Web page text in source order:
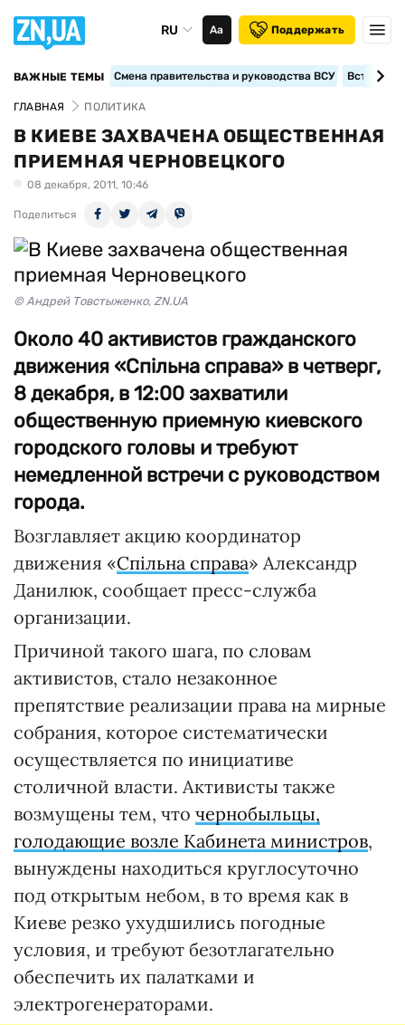
RU Аа Поддержать
ВАЖНЫЕ ТЕМЫ Смена правительства и руководства ВСУ
ГЛАВНАЯ ПОЛИТИКА
В КИЕВЕ ЗАХВАЧЕНА ОБЩЕСТВЕННАЯ
ПРИЕМНАЯ ЧЕРНОВЕЦКОГО
08 декабря, 2011, 10:46
Поделиться
© Андрей Товстыженко, ZN.UA
Около 40 активистов гражданского
движения «Спільна справа» в четверг,
8 декабря, в 12:00 захватили
общественную приемную киевского
городского головы и требуют
немедленной встречи с руководством
города.
Возглавляет акцию координатор
движения «Спільна справа» Александр
Данилюк, сообщает пресс-служба
организации.
Причиной такого шага, по словам
активистов, стало незаконное
препятствие реализации права на мирные
собрания, которое систематически
осуществляется по инициативе
столичной власти. Активисты также
возмущены тем, что чернобыльцы,
голодающие возле Кабинета министров,
вынуждены находиться круглосуточно
под открытым небом, в то время как в
Киеве резко ухудшились погодные
условия, и требуют безотлагательно
обеспечить их палатками и
электрогенераторами.